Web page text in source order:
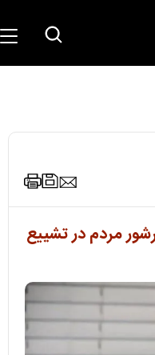
مردم در تشییع